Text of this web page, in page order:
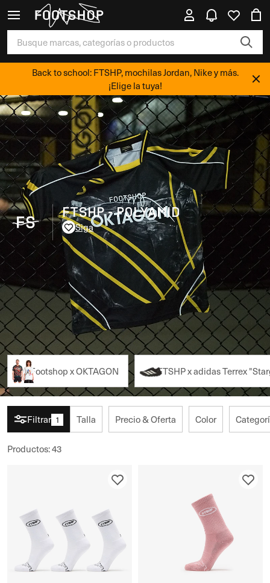
Back to school: FTSHP, mochilas Jordan, Nike y más.
¡Elige la tuya!
FTSHP - POLYAMID
Siga
Footshop x OKTAGON FTSHP x adidas Terrex
Filtrar 1 Talla Precio & Oferta Color
Productos:43